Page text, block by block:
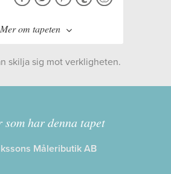
Mer om tapeten
Swedish designers
skilja sig mot verkligheten.
som har denna tapet
Måleributik AB